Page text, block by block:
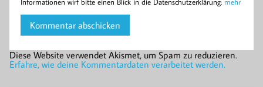
Diese Website verwendet Akismet, um Spam zu reduzieren.
Erfahre, wie deine Kommentardaten verarbeitet werden.